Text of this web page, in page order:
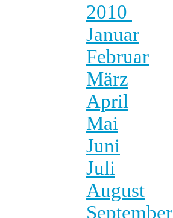
2010
Januar
Februar
März
April
Mai
Juni
Juli
August
September